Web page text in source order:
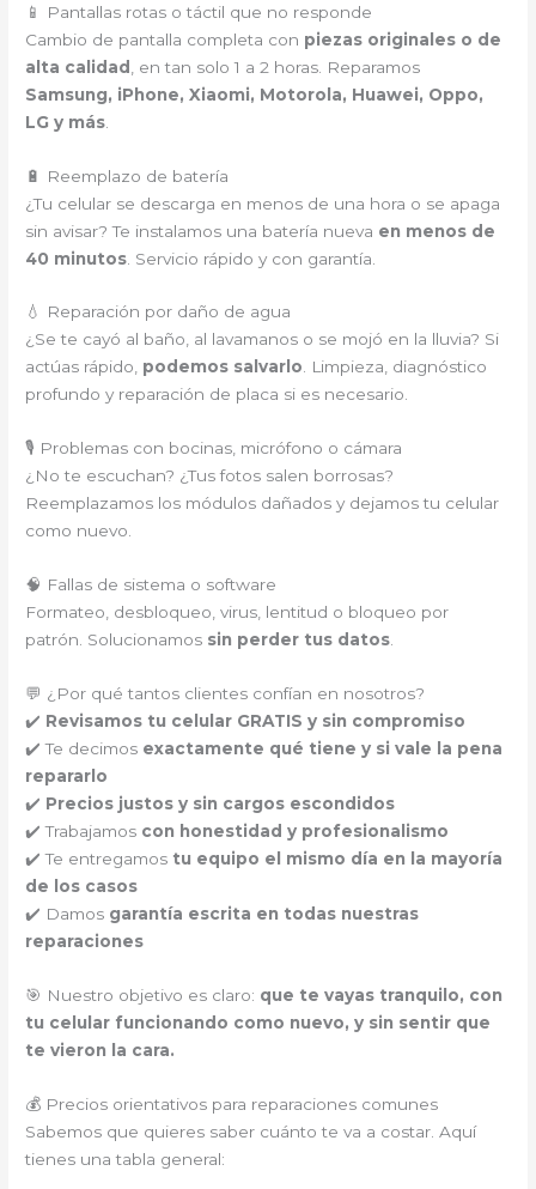
📱 Pantallas rotas o táctil que no responde
Cambio de pantalla completa con piezas originales o de
alta calidad
, en tan solo 1 a 2 horas. Reparamos
Samsung, iPhone, Xiaomi, Motorola, Huawei, Oppo,
LG y más
🔋 Reemplazo de batería
¿Tu celular se descarga en menos de una hora o se apaga
sin avisar? Te instalamos una batería nueva en menos de
40 minutos . Servicio rápido y con garantía.
💧 Reparación por daño de agua
¿Se te cayó al baño, al lavamanos o se mojó en la lluvia? Si
actúas rápido, podemos salvarlo. Limpieza, diagnóstico
profundo y reparación de placa si es necesario.
🎙️ Problemas con bocinas, micrófono o cámara
¿No te escuchan? ¿Tus fotos salen borrosas?
Reemplazamos los módulos dañados y dejamos tu celular
como nuevo.
🧠 Fallas de sistema o software
Formateo, desbloqueo, virus, lentitud o bloqueo por
patrón. Solucionamos sin perder tus datos
💬 ¿Por qué tantos clientes confían en nosotros?
✔️ Revisamos tu celular GRATIS y sin compromiso
✔️ Te decimos exactamente qué tiene y si vale la pena
repararlo
✔️ Precios justos y sin cargos escondidos
✔️ Trabajamos con honestidad y profesionalismo
✔️ Te entregamos tu equipo el mismo día en la mayoría
de los casos
✔️ Damos garantía escrita en todas nuestras
reparaciones
🎯 Nuestro objetivo es claro: que te vayas tranquilo, con
tu celular funcionando como nuevo, y sin sentir que
te vieron la cara.
💰 Precios orientativos para reparaciones comunes
Sabemos que quieres saber cuánto te va a costar. Aquí
tienes una tabla general: